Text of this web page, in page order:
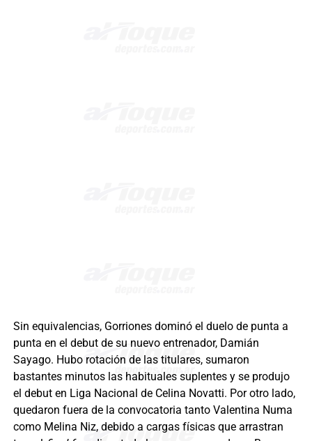
Sin equivalencias, Gorriones dominó el duelo de punta a
punta en el debut de su nuevo entrenador, Damián
Sayago. Hubo rotación de las titulares, sumaron
bastantes minutos las habituales suplentes y se produjo
el debut en Liga Nacional de Celina Novatti. Por otro lado,
quedaron fuera de la convocatoria tanto Valentina Numa
como Melina Niz, debido a cargas físicas que arrastran